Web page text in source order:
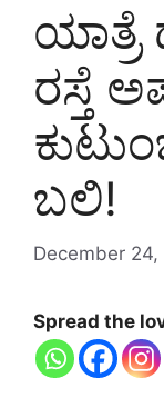
ಯಾತ್ರೆ
ರಸ್ತೆ
ಬಲಿ!
December 24,
Spread the